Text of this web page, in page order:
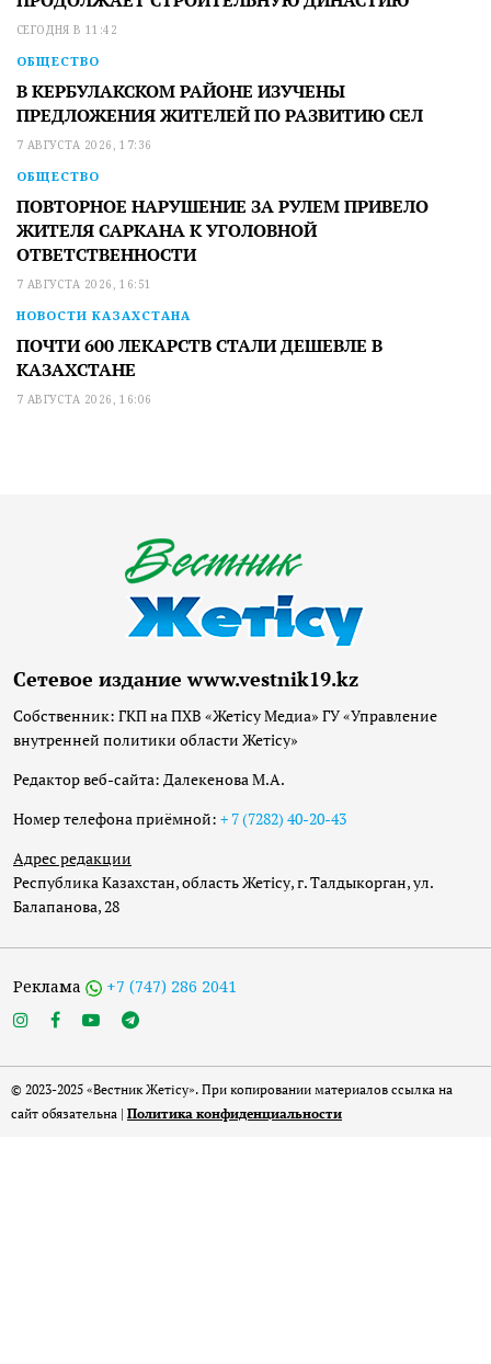
СЕГОДНЯ В 11:42
ОБЩЕСТВО
В КЕРБУЛАКСКОМ РАЙОНЕ ИЗУЧЕНЫ
ПРЕДЛОЖЕНИЯ ЖИТЕЛЕЙ ПО РАЗВИТИЮ СЕЛ
7 АВГУСТА 2026, 17:36
ОБЩЕСТВО
ПОВТОРНОЕ НАРУШЕНИЕ ЗА РУЛЕМ ПРИВЕЛО
ЖИТЕЛЯ САРКАНА К УГОЛОВНОЙ
ОТВЕТСТВЕННОСТИ
7 АВГУСТА 2026, 16:51
НОВОСТИ КАЗАХСТАНА
ПОЧТИ 600 ЛЕКАРСТВ СТАЛИ ДЕШЕВЛЕ В
КАЗАХСТАНЕ
7 АВГУСТА 2026, 16:06
Сетевое издание www.vestnik19.kz
Собственник: ГКП на ПХВ «Жетісу Медиа» ГУ «Управление
внутренней политики области Жетісу»
Редактор веб-сайта: Далекенова М.А.
Номер телефона приёмной: + 7 (7282) 40-20-43
Адрес редакции
Республика Казахстан, область Жетісу, г. Талдыкорган, ул.
Балапанова, 28
Реклама +7 (747) 286 2041
© 2023-2025 «Вестник Жетісу». При копировании материалов ссылка на
сайт обязательна | Политика конфиденциальности